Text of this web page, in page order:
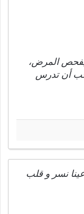
المرض،
أن تدرس
نسر و قلب